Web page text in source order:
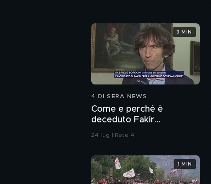
4 DI SERA NEWS
Come e perché è
deceduto Fakir
Abderrahim?
24 lug | Rete 4
3 MIN
1 MIN